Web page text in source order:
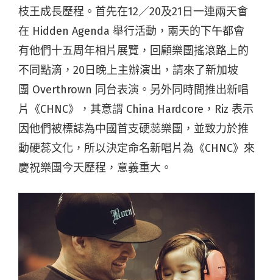
枝王成長歷程。首先在12／20及21 日一連兩天會
在 Hidden Agenda 舉行活動，兩天的下午都會
有他們十五周年相片展覽，回顧樂團搖滾路上的
不同點滴， 20 日晚上主辦演出，請來了新加坡
團 Overthrown 同台表演。另外同時間推出新唱
片《CHNC》，其意謂 China Hardcore ， Riz 表示
因他們被標誌為中國首支硬蕊樂團，並致力於推
動硬蕊文化，所以決定命名新唱片為《CHNC》來
慶祝樂團今天歷程，意義重大。